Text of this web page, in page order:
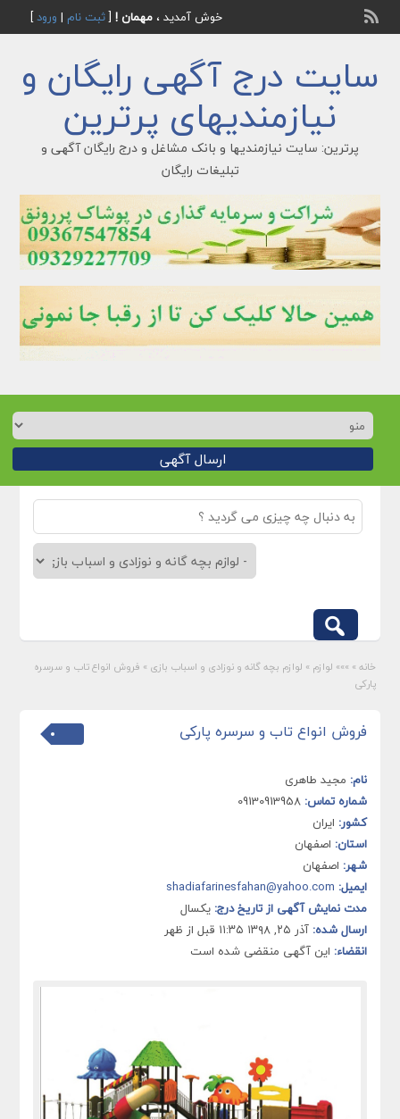
خوش آمدید ، مهمان ![ثبت نام | ورود]
سایت درج آگهی رایگان و
نیازمندیهای پرترین
پرترین: سایت نیازمندیها و بانک مشاغل و درج رایگان آگهی و
تبلیغات رایگان
ارسال آگهی
خانه » »»» لوازم » لوازم بچه گانه و نوزادی و اسباب بازی » فروش انواع تاب و سرسره
پارکی
فروش انواع تاب و سرسره پارکی
نام: مجید طاهری
شماره تماس: 09130913958
کشور: ایران
استان: اصفهان
شهر: اصفهان
ایمیل: shadiafarinesfahan@yahoo.com
مدت نمایش آگهی از تاریخ درج: یکسال
ارسال شده: آذر ۲۵, ۱۳۹۸ ۱۱:۳۵ قبل از ظهر
انقضاء: این آگهی منقضی شده است